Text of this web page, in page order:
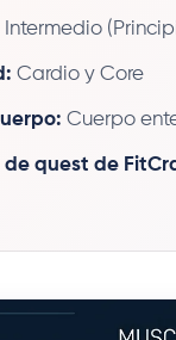
Intermedio
Cardio y Core
Cuerpo
quest de